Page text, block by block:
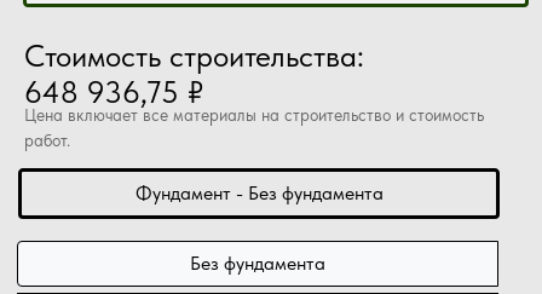
Стоимость строительства:
648 936,75 ₽
Цена включает все материалы на строительство и стоимость
работ.
Фундамент - Без фундамента
Без фундамента